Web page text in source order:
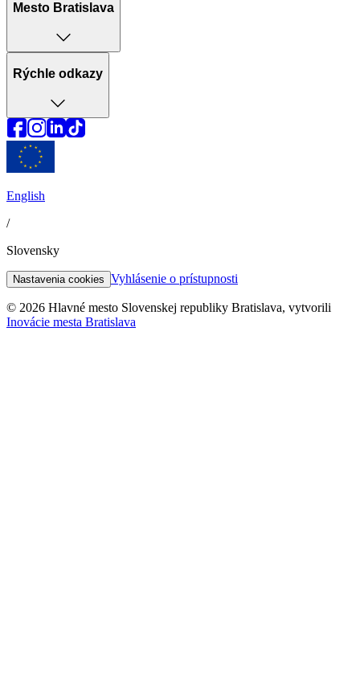
Mesto Bratislava
Rýchle odkazy
English
/
Slovensky
Nastavenia cookies Vyhlásenie o prístupnosti
© 2026 Hlavné mesto Slovenskej republiky Bratislava, vytvorili
Inovácie mesta Bratislava